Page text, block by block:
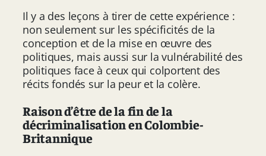
Il y a des leçons à tirer de cette expérience :
non seulement sur les spécificités de la
conception et de la mise en œuvre des
politiques, mais aussi sur la vulnérabilité des
politiques face à ceux qui colportent des
récits fondés sur la peur et la colère.
Raison d’être de la fin de la
décriminalisation en Colombie-
Britannique